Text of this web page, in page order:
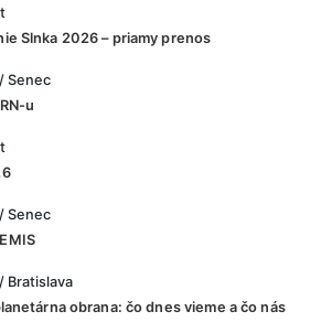
Slnka 2026 – priamy prenos
/ Senec
u
/ Senec
/ Bratislava
obrana: čo dnes vieme a čo nás